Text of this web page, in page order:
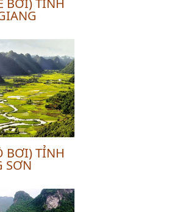
BƠI) TỈNH
BƠI) TỈNH
SƠN